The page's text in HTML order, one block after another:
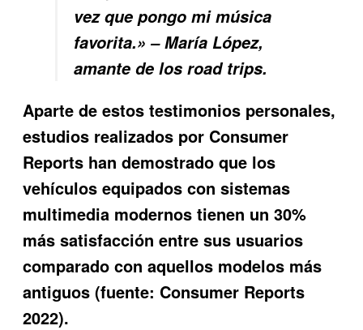
vez que pongo mi música
favorita.» – María López,
amante de los road trips.
Aparte de estos testimonios personales,
estudios realizados por Consumer
Reports han demostrado que los
vehículos equipados con sistemas
multimedia modernos tienen un 30%
más satisfacción entre sus usuarios
comparado con aquellos modelos más
antiguos (fuente: Consumer Reports
2022).